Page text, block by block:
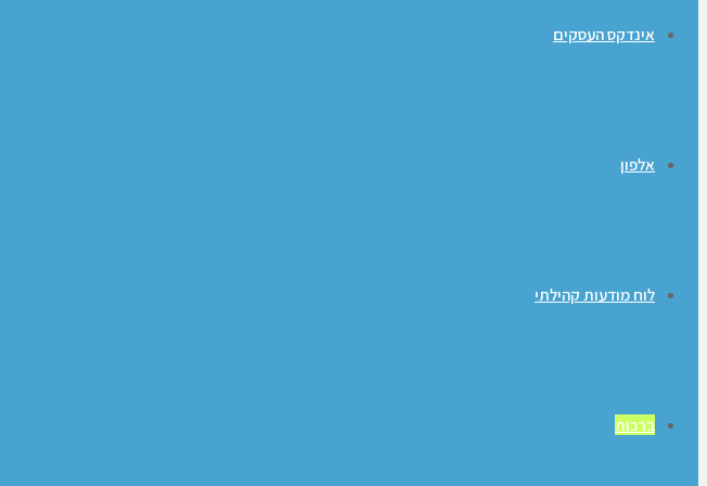
אינדקס העסקים
אלפון
לוח מודעות קהילתי
ברכות